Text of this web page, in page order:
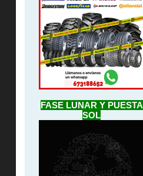
FASE LUNAR Y PUESTA
SOL